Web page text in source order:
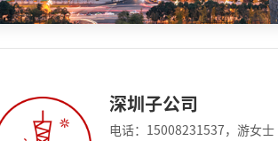
深圳子公司
电话：15008231537，游女士